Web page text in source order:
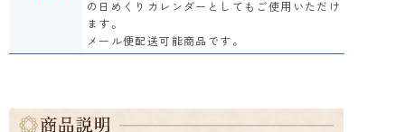
の日めくりカレンダーとしてもご使用いただけ
ます。
メール便配送可能商品です。